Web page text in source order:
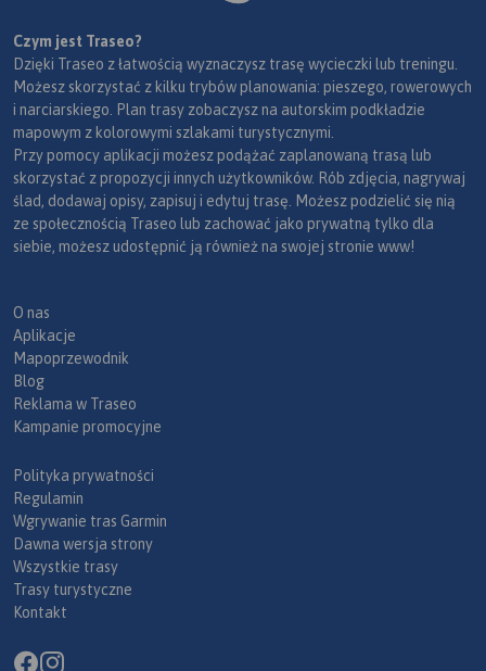
Czym jest Traseo?
Dzięki Traseo z łatwością wyznaczysz trasę wycieczki lub treningu.
Możesz skorzystać z kilku trybów planowania: pieszego, rowerowych
i narciarskiego. Plan trasy zobaczysz na autorskim podkładzie
mapowym z kolorowymi szlakami turystycznymi.
Przy pomocy aplikacji możesz podążać zaplanowaną trasą lub
skorzystać z propozycji innych użytkowników. Rób zdjęcia, nagrywaj
ślad, dodawaj opisy, zapisuj i edytuj trasę. Możesz podzielić się nią
ze społecznością Traseo lub zachować jako prywatną tylko dla
siebie, możesz udostępnić ją również na swojej stronie www!
O nas
Aplikacje
Mapoprzewodnik
Blog
Reklama w Traseo
Kampanie promocyjne
Polityka prywatności
Regulamin
Wgrywanie tras Garmin
Dawna wersja strony
Wszystkie trasy
Trasy turystyczne
Kontakt